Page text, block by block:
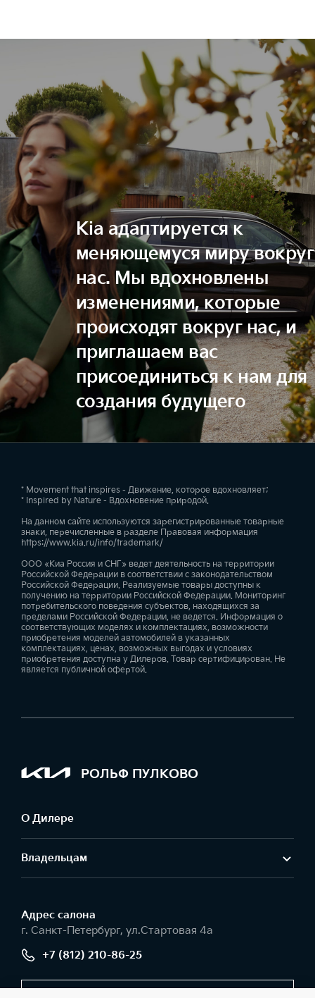
Kia адаптируется к
меняющемуся миру вокруг
нас. Мы вдохновлены
изменениями, которые
происходят вокруг нас, и
приглашаем вас
присоединиться к нам для
создания будущего
* Movement that inspires - Движение, которое вдохновляет;
* Inspired by Nature - Вдохновение природой.
На данном сайте используются зарегистрированные товарные
знаки, перечисленные в разделе Правовая информация
https://www.kia.ru/info/trademark/
ООО «Киа Россия и СНГ» ведет деятельность на территории
Российской Федерации в соответствии с законодательством
Российской Федерации. Реализуемые товары доступны к
получению на территории Российской Федерации. Мониторинг
потребительского поведения субъектов, находящихся за
пределами Российской Федерации, не ведется. Информация о
соответствующих моделях и комплектациях, возможности
приобретения моделей автомобилей в указанных
комплектациях, ценах, возможных выгодах и условиях
приобретения доступна у Дилеров. Товар сертифицирован. Не
является публичной офертой.
РОЛЬФ ПУЛКОВО
О Дилере
Владельцам
Адрес салонa
г. Санкт-Петербург, ул.Стартовая 4а
+7 (812) 210-86-25